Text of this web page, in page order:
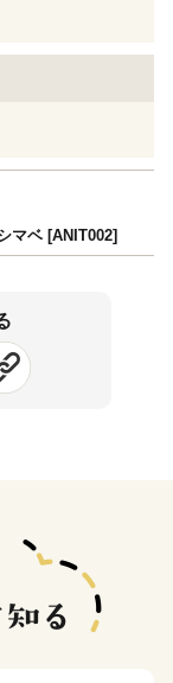
マベ [ANIT002]